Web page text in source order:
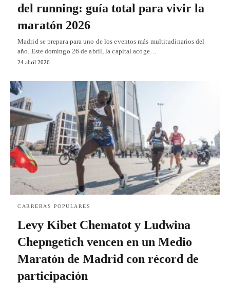
del running: guía total para vivir la
maratón 2026
Madrid se prepara para uno de los eventos más multitudinarios del
año. Este domingo 26 de abril, la capital acoge…
24 abril 2026
CARRERAS POPULARES
Levy Kibet Chematot y Ludwina
Chepngetich vencen en un Medio
Maratón de Madrid con récord de
participación